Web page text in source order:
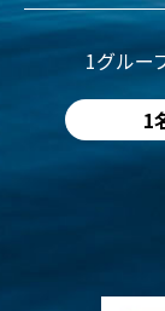
1グルー
1